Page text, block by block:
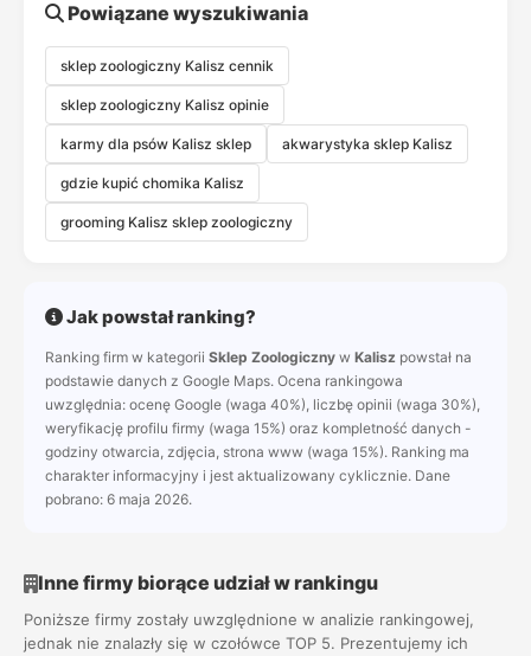
Powiązane wyszukiwania
sklep zoologiczny Kalisz cennik
sklep zoologiczny Kalisz opinie
karmy dla psów Kalisz sklep akwarystyka sklep Kalisz
gdzie kupić chomika Kalisz
grooming Kalisz sklep zoologiczny
Jak powstał ranking?
Ranking firm w kategorii Sklep Zoologiczny w Kalisz powstał na
podstawie danych z Google Maps. Ocena rankingowa
uwzględnia: ocenę Google (waga 40%), liczbę opinii (waga 30%),
weryfikację profilu firmy (waga 15%) oraz kompletność danych -
godziny otwarcia, zdjęcia, strona www (waga 15%). Ranking ma
charakter informacyjny i jest aktualizowany cyklicznie. Dane
pobrano: 6 maja 2026.
Inne firmy biorące udział w rankingu
Poniższe firmy zostały uwzględnione w analizie rankingowej,
jednak nie znalazły się w czołówce TOP 5. Prezentujemy ich